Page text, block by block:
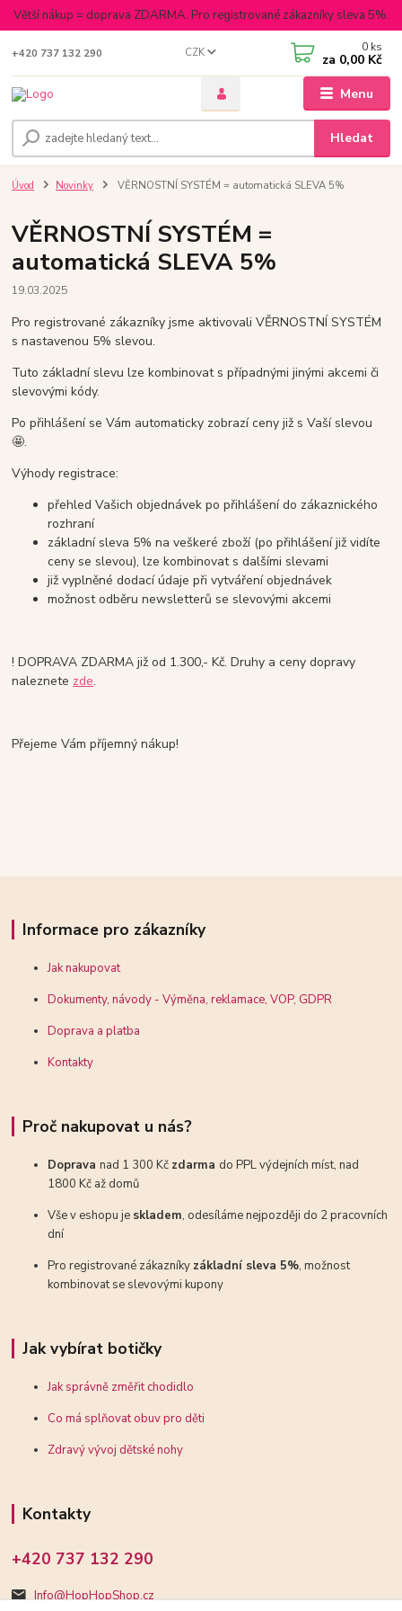
Větší nákup = doprava ZDARMA. Pro registrované zákazníky sleva 5%.
Menu
CZK
Hledat
+420 737 132 290 0 ks
za 0,00 Kč
Úvod Novinky VĚRNOSTNÍ SYSTÉM = automatická SLEVA 5%
VĚRNOSTNÍ SYSTÉM =
automatická SLEVA 5%
19.03.2025
Pro registrované zákazníky jsme aktivovali VĚRNOSTNÍ SYSTÉM
s nastavenou 5% slevou.
Tuto základní slevu lze kombinovat s případnými jinými akcemi či
slevovými kódy.
Po přihlášení se Vám automaticky zobrazí ceny již s Vaší slevou
🤩.
Výhody registrace:
přehled Vašich objednávek po přihlášení do zákaznického
rozhraní
základní sleva 5% na veškeré zboží (po přihlášení již vidíte
ceny se slevou), lze kombinovat s dalšími slevami
již vyplněné dodací údaje při vytváření objednávek
možnost odběru newsletterů se slevovými akcemi
! DOPRAVA ZDARMA již od 1.300,- Kč. Druhy a ceny dopravy
naleznete zde.
Přejeme Vám příjemný nákup!
Informace pro zákazníky
Jak nakupovat
Dokumenty, návody - Výměna, reklamace, VOP, GDPR
Doprava a platba
Kontakty
Proč nakupovat u nás?
Dopravanad 1 300 Kč zdarma do PPL výdejních míst, nad
1800 Kč až domů
Vše v eshopu je skladem, odesíláme nejpozději do 2 pracovních
dní
Pro registrované zákazníky základní sleva 5%, možnost
kombinovat se slevovými kupony
Jak vybírat botičky
Jak správně změřit chodidlo
Co má splňovat obuv pro děti
Zdravý vývoj dětské nohy
Kontakty
+420 737 132 290
Info@HopHopShop.cz